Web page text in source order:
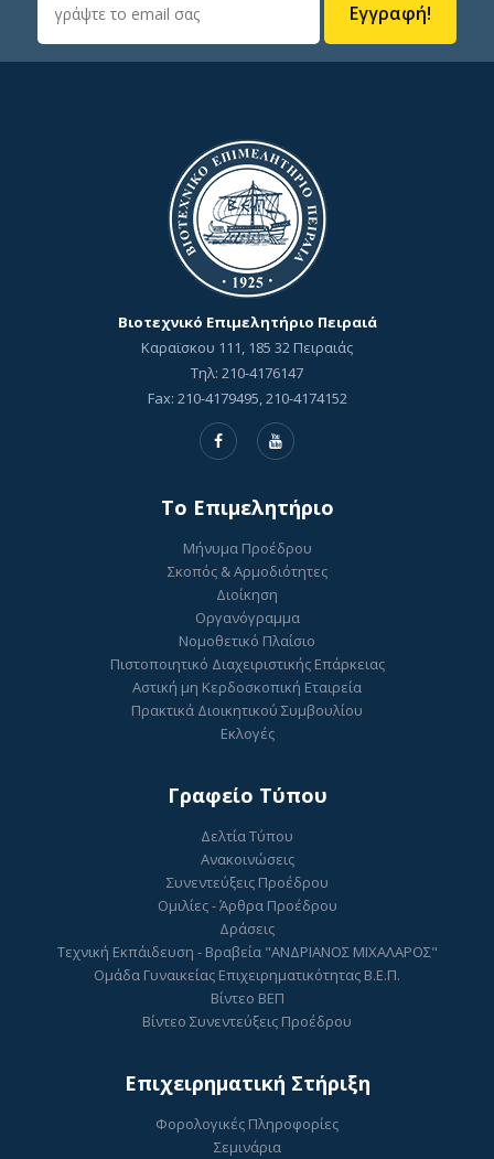
Εγγραφή!
Βιοτεχνικό Επιμελητήριο Πειραιά
Καραϊσκου 111, 185 32 Πειραιάς
Τηλ: 210-4176147
Fax: 210-4179495, 210-4174152
To Επιμελητήριο
Μήνυμα Προέδρου
Σκοπός & Αρμοδιότητες
Διοίκηση
Οργανόγραμμα
Νομοθετικό Πλαίσιο
Πιστοποιητικό Διαχειριστικής Επάρκειας
Αστική μη Κερδοσκοπική Εταιρεία
Πρακτικά Διοικητικού Συμβουλίου
Εκλογές
Γραφείο Τύπου
Δελτία Τύπου
Ανακοινώσεις
Συνεντεύξεις Προέδρου
Ομιλίες - Άρθρα Προέδρου
Δράσεις
Τεχνική Εκπάιδευση - Βραβεία "ΑΝΔΡΙΑΝΟΣ ΜΙΧΑΛΑΡΟΣ"
Ομάδα Γυναικείας Επιχειρηματικότητας Β.Ε.Π.
Βίντεο ΒΕΠ
Βίντεο Συνεντεύξεις Προέδρου
Επιχειρηματική Στήριξη
Φορολογικές Πληροφορίες
Σεμινάρια